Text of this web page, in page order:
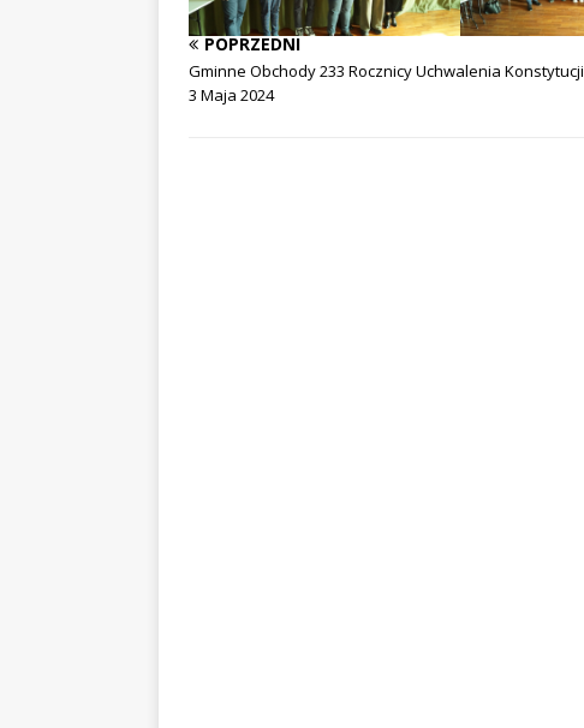
POPRZEDNI
Gminne Obchody 233 Rocznicy Uchwalenia Konstytucji
3 Maja 2024